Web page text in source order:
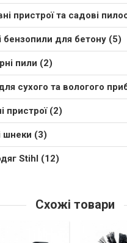
пристрої та садові
бензопили для бетону (5)
пили (2)
сухого та вологого
пристрої (2)
шнеки (3)
Stihl (12)
Схожі товари